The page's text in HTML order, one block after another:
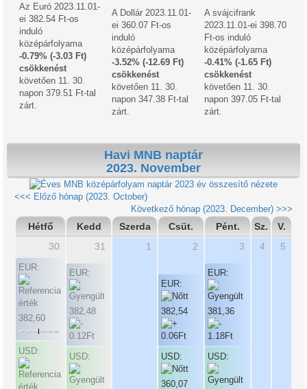
Az Euró 2023.11.01-
ei 382.54 Ft-os
induló
középárfolyama
-0.79% (-3.03 Ft)
csökkenést
követően 11. 30.
napon 379.51 Ft-tal
zárt.
A Dollár 2023.11.01-
ei 360.07 Ft-os
induló
középárfolyama
-3.52% (-12.69 Ft)
csökkenést
követően 11. 30.
napon 347.38 Ft-tal
zárt.
A svájcifrank
2023.11.01-ei 398.70
Ft-os induló
középárfolyama
-0.41% (-1.65 Ft)
csökkenést
követően 11. 30.
napon 397.05 Ft-tal
zárt.
Havi MNB naptár
2023. November
2023 év összesítő nézete
<<< Előző hónap (2023. October)
Következő hónap (2023. December) >>>
Hétfő Kedd Szerda Csüt. Pént. Sz.
V.
30
EUR:
382,60
USD:
31
EUR:
382,48
USD:
1 2
EUR:
382,54
USD:
360,07
3
EUR:
381,36
USD:
4 5